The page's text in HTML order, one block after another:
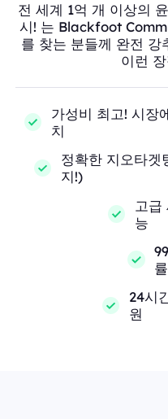
전 세계 1억 개 이상의
시! 는 Blackfoot
를 찾는 분들께 완전 강
이런
가성비 최고! 시장
치
정확한 지오타겟
지!)
고급
능
률
24시
원